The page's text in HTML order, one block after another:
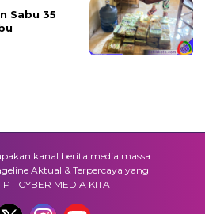
Sabu 35
kanal berita media massa
Aktual & Terpercaya yang
CYBER MEDIA KITA